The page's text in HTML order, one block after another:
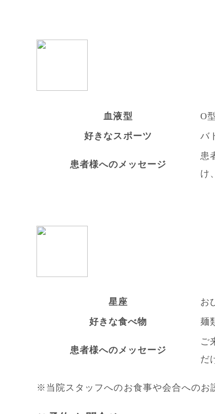
血液型
O型
好きなスポーツ
バ
患者様へのメッセージ
患
け
星座
お
好きな食べ物
麺
患者様へのメッセージ
ご
だ
※当院スタッフへのお食事や会合へのお